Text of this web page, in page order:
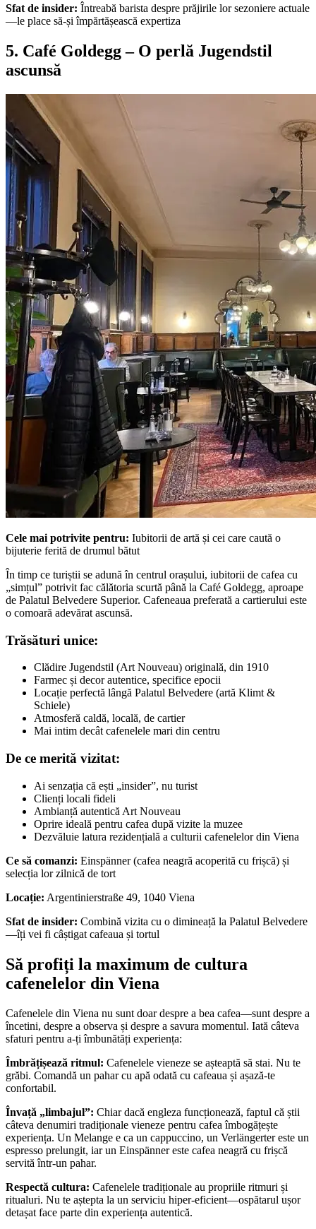
Sfat de insider: Întreabă barista despre prăjirile lor sezoniere actuale
—le place să-și împărtășească expertiza
5. Café Goldegg – O perlă Jugendstil
ascunsă
Cele mai potrivite pentru: Iubitorii de artă și cei care caută o
bijuterie ferită de drumul bătut
În timp ce turiștii se adună în centrul orașului, iubitorii de cafea cu
„simțul” potrivit fac călătoria scurtă până la Café Goldegg, aproape
de Palatul Belvedere Superior. Cafeneaua preferată a cartierului este
o comoară adevărat ascunsă.
Trăsături unice:
Clădire Jugendstil (Art Nouveau) originală, din 1910
Farmec și decor autentice, specifice epocii
Locație perfectă lângă Palatul Belvedere (artă Klimt &
Schiele)
Atmosferă caldă, locală, de cartier
Mai intim decât cafenelele mari din centru
De ce merită vizitat:
Ai senzația că ești „insider”, nu turist
Clienți locali fideli
Ambianță autentică Art Nouveau
Oprire ideală pentru cafea după vizite la muzee
Dezvăluie latura rezidențială a culturii cafenelelor din Viena
Ce să comanzi: Einspänner (cafea neagră acoperită cu frișcă) și
selecția lor zilnică de tort
Locație: Argentinierstraße 49, 1040 Viena
Sfat de insider: Combină vizita cu o dimineață la Palatul Belvedere
—îți vei fi câștigat cafeaua și tortul
Să profiți la maximum de cultura
cafenelelor din Viena
Cafenelele din Viena nu sunt doar despre a bea cafea—sunt despre a
încetini, despre a observa și despre a savura momentul. Iată câteva
sfaturi pentru a-ți îmbunătăți experiența:
Îmbrățișează ritmul: Cafenelele vieneze se așteaptă să stai. Nu te
grăbi. Comandă un pahar cu apă odată cu cafeaua și așază-te
confortabil.
Învață „limbajul”: Chiar dacă engleza funcționează, faptul că știi
câteva denumiri tradiționale vieneze pentru cafea îmbogățește
experiența. Un Melange e ca un cappuccino, un Verlängerter este un
espresso prelungit, iar un Einspänner este cafea neagră cu frișcă
servită într-un pahar.
Respectă cultura: Cafenelele tradiționale au propriile ritmuri și
ritualuri. Nu te aștepta la un serviciu hiper-eficient—ospătarul ușor
detașat face parte din experiența autentică.